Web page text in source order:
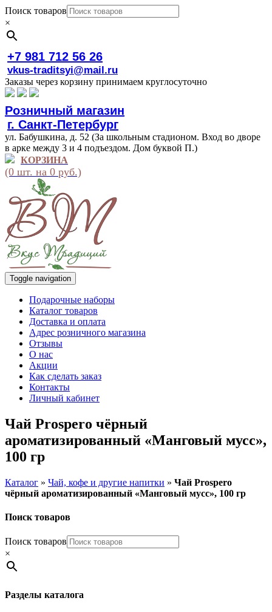
Поиск товаров
×
+7 981 712 56 26
vkus-traditsyi@mail.ru
Заказы через корзину принимаем круглосуточно
Розничный магазин
г. Санкт-Петербург
ул. Бабушкина, д. 52 (За школьным стадионом. Вход во дворе
в арке между 3 и 4 подъездом. Дом буквой П.)
КОРЗИНА
(0 шт. на 0 руб.)
Toggle navigation
Подарочные наборы
Каталог товаров
Доставка и оплата
Адрес розничного магазина
Отзывы
О нас
Акции
Как сделать заказ
Контакты
Личный кабинет
Чай Prospero чёрный
ароматизированный «Манговый мусс»,
100 гр
Каталог » Чай, кофе и другие напитки » Чай Prospero
чёрный ароматизированный «Манговый мусс», 100 гр
Поиск товаров
Поиск товаров
×
Разделы каталога